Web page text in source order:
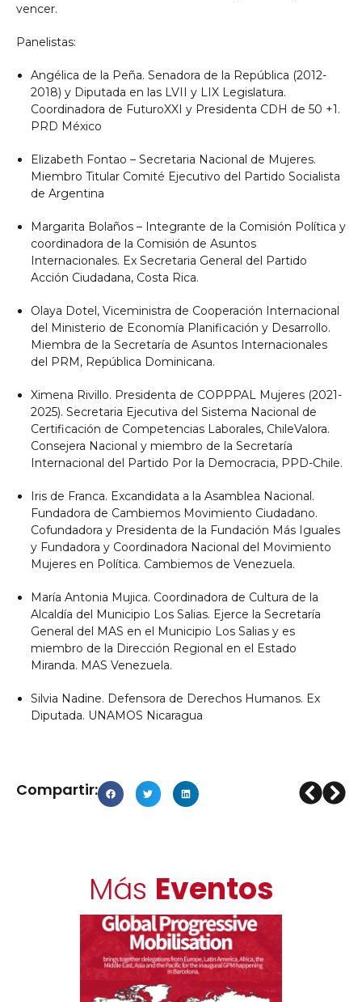
vencer.
Panelistas:
Angélica de la Peña. Senadora de la República (2012-
2018) y Diputada en las LVII y LIX Legislatura.
Coordinadora de FuturoXXI y Presidenta CDH de 50 +1.
PRD México
Elizabeth Fontao – Secretaria Nacional de Mujeres.
Miembro Titular Comité Ejecutivo del Partido Socialista
de Argentina
Margarita Bolaños – Integrante de la Comisión Política y
coordinadora de la Comisión de Asuntos
Internacionales. Ex Secretaria General del Partido
Acción Ciudadana, Costa Rica.
Olaya Dotel, Viceministra de Cooperación Internacional
del Ministerio de Economía Planificación y Desarrollo.
Miembra de la Secretaría de Asuntos Internacionales
del PRM, República Dominicana.
Ximena Rivillo. Presidenta de COPPPAL Mujeres (2021-
2025). Secretaria Ejecutiva del Sistema Nacional de
Certificación de Competencias Laborales, ChileValora.
Consejera Nacional y miembro de la Secretaría
Internacional del Partido Por la Democracia, PPD-Chile.
Iris de Franca. Excandidata a la Asamblea Nacional.
Fundadora de Cambiemos Movimiento Ciudadano.
Cofundadora y Presidenta de la Fundación Más Iguales
y Fundadora y Coordinadora Nacional del Movimiento
Mujeres en Política. Cambiemos de Venezuela.
María Antonia Mujica. Coordinadora de Cultura de la
Alcaldía del Municipio Los Salias. Ejerce la Secretaría
General del MAS en el Municipio Los Salias y es
miembro de la Dirección Regional en el Estado
Miranda. MAS Venezuela.
Silvia Nadine. Defensora de Derechos Humanos. Ex
Diputada. UNAMOS Nicaragua
Compartir:
Más Eventos